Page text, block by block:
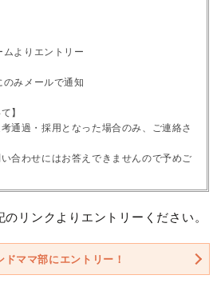
よりエントリー
みメールで通知
】
通過・採用となった場合のみ、ご連絡さ
合わせにはお答えできませんので予めご
リンクよりエントリーください。
ママ部にエントリー！